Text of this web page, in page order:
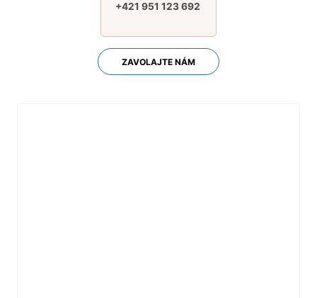
+421 951 123 692
ZAVOLAJTE NÁM